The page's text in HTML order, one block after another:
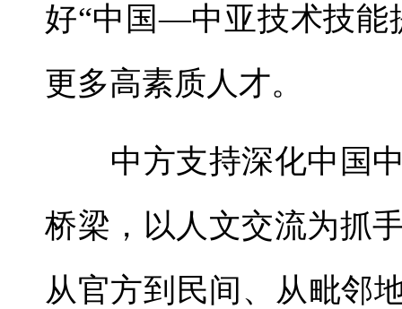
好“中国—中亚技术技能
更多高素质人才。
中方支持深化中国中
桥梁，以人文交流为抓
从官方到民间、从毗邻